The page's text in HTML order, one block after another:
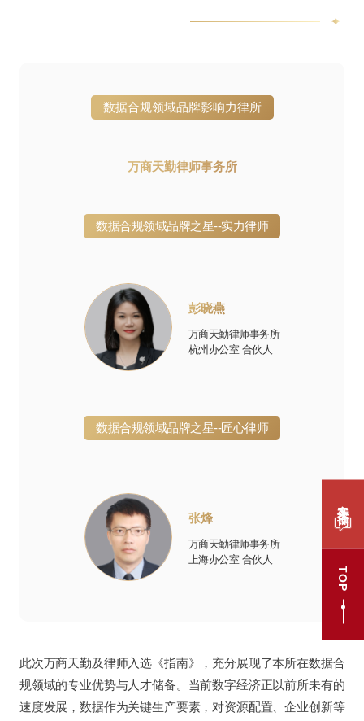
TOP
✦
数据合规领域品牌影响力律所
万商天勤律师事务所
数据合规领域品牌之星--实力律师
彭晓燕
万商天勤律师事务所
杭州办公室 合伙人
数据合规领域品牌之星--匠心律师
张烽
万商天勤律师事务所
上海办公室 合伙人
此次万商天勤及律师入选《指南》，充分展现了本所在数据合
规领域的专业优势与人才储备。当前数字经济正以前所未有的
速度发展，数据作为关键生产要素，对资源配置、企业创新等